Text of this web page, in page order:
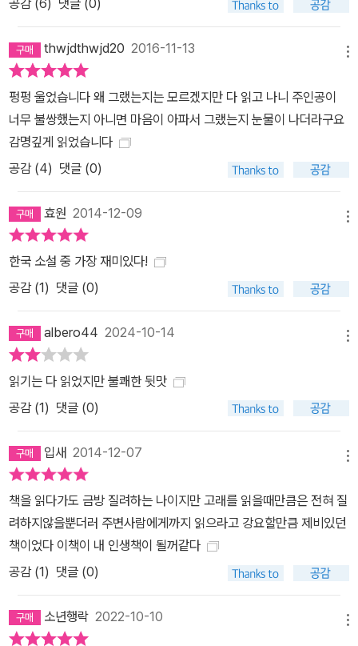
공감 (6) 댓글 (0)
thwjdthwjd20 2016-11-13
펑펑 울었습니다 왜 그랬는지는 모르겠지만 다 읽고 나니 주인공이
너무 불쌍했는지 아니면 마음이 아파서 그랬는지 눈물이 나더라구요
감명깊게 읽었습니다
공감 (4) 댓글 (0)
효원 2014-12-09
한국 소설 중 가장 재미있다!
공감 (1) 댓글 (0)
albero44 2024-10-14
읽기는 다 읽었지만 불쾌한 뒷맛
공감 (1) 댓글 (0)
입새 2014-12-07
책을 읽다가도 금방 질려하는 나이지만 고래를 읽을때만큼은 전혀 질
려하지않을뿐더러 주변사람에게까지 읽으라고 강요할만큼 제비있던
책이었다 이책이 내 인생책이 될꺼같다
공감 (1) 댓글 (0)
소년행락 2022-10-10